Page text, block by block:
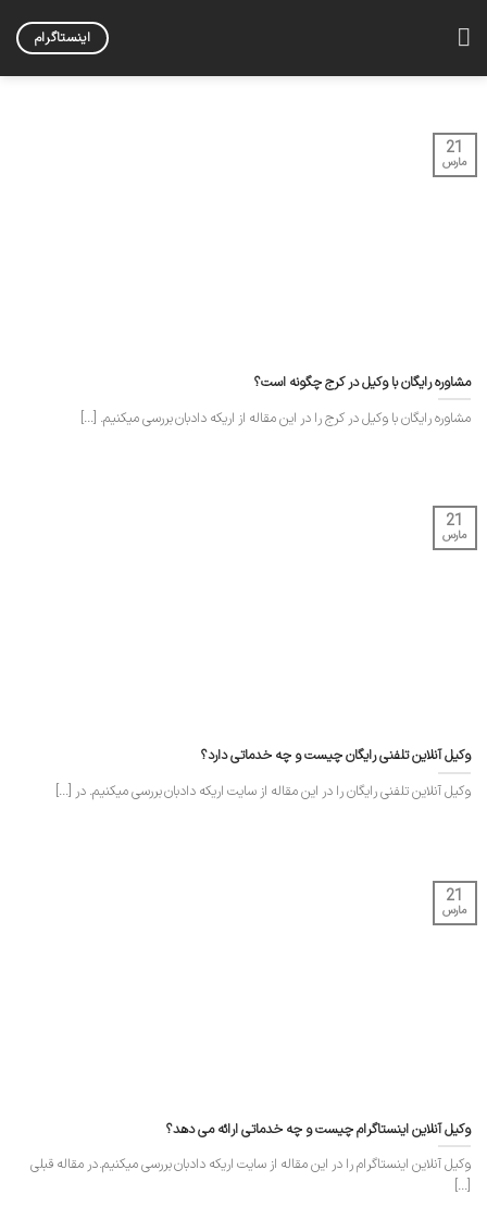
اینستاگرام
مشاوره رایگان با وکیل در کرج چگونه است؟
مشاوره رایگان با وکیل در کرج را در این مقاله از اریکه دادبان بررسی میکنیم. [...]
21
مارس
وکیل آنلاین تلفنی رایگان چیست و چه خدماتی دارد؟
وکیل آنلاین تلفنی رایگان را در این مقاله از سایت اریکه دادبان بررسی میکنیم. در [...]
21
مارس
وکیل آنلاین اینستاگرام چیست و چه خدماتی ارائه می دهد؟
وکیل آنلاین اینستاگرام را در این مقاله از سایت اریکه دادبان بررسی میکنیم. در مقاله قبلی
[...]
21
مارس